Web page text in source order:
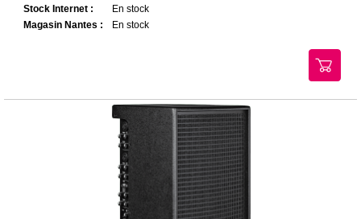
Stock Internet :
En stock
Magasin Nantes :
En stock